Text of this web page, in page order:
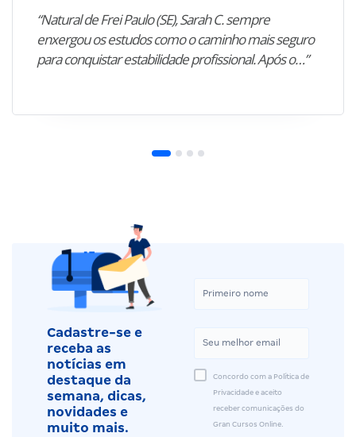
“Natural de Frei Paulo (SE), Sarah C. sempre
enxergou os estudos como o caminho mais seguro
para conquistar estabilidade profissional. Após o…”
Cadastre-se e
receba as
notícias em
destaque da
semana, dicas,
novidades e
muito mais.
Concordo com a Política de
Privacidade e aceito
receber comunicações do
Gran Cursos Online.